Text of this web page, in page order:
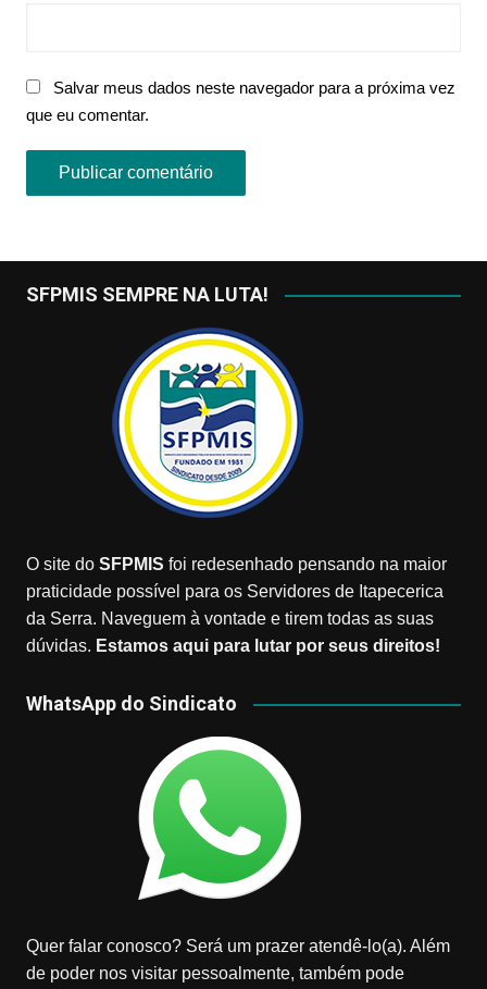
Salvar meus dados neste navegador para a próxima vez
que eu comentar.
SFPMIS SEMPRE NA LUTA!
O site do SFPMIS foi redesenhado pensando na maior
praticidade possível para os Servidores de Itapecerica
da Serra. Naveguem à vontade e tirem todas as suas
dúvidas. Estamos aqui para lutar por seus direitos!
WhatsApp do Sindicato
Quer falar conosco? Será um prazer atendê-lo(a). Além
de poder nos visitar pessoalmente, também pode